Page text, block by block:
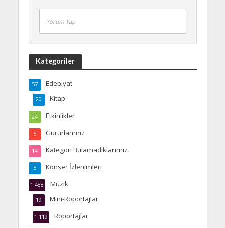
Yorum Yap
Kategoriler
Edebiyat
57
Kitap
20
Etkinlikler
24
Gururlarımız
5
Kategori Bulamadıklarımız
14
Konser İzlenimleri
5
Müzik
1.488
Mini-Röportajlar
19
Röportajlar
1.119